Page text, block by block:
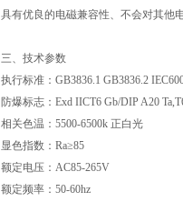
具有优良的电磁兼容性、不会对其他
三、技术参数
执行标准：GB3836.1 GB3836.2
防爆标志：Exd IICT6 Gb/DIP A20
相关色温：5500-6500k 正白光
显色指数：Ra≥85
额定电压：AC85-265V
额定频率：50-60hz